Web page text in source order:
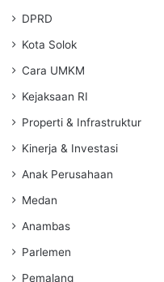
DPRD
Kota Solok
Cara UMKM
Kejaksaan RI
Properti & Infrastruktur
Kinerja & Investasi
Anak Perusahaan
Medan
Anambas
Parlemen
Pemalang